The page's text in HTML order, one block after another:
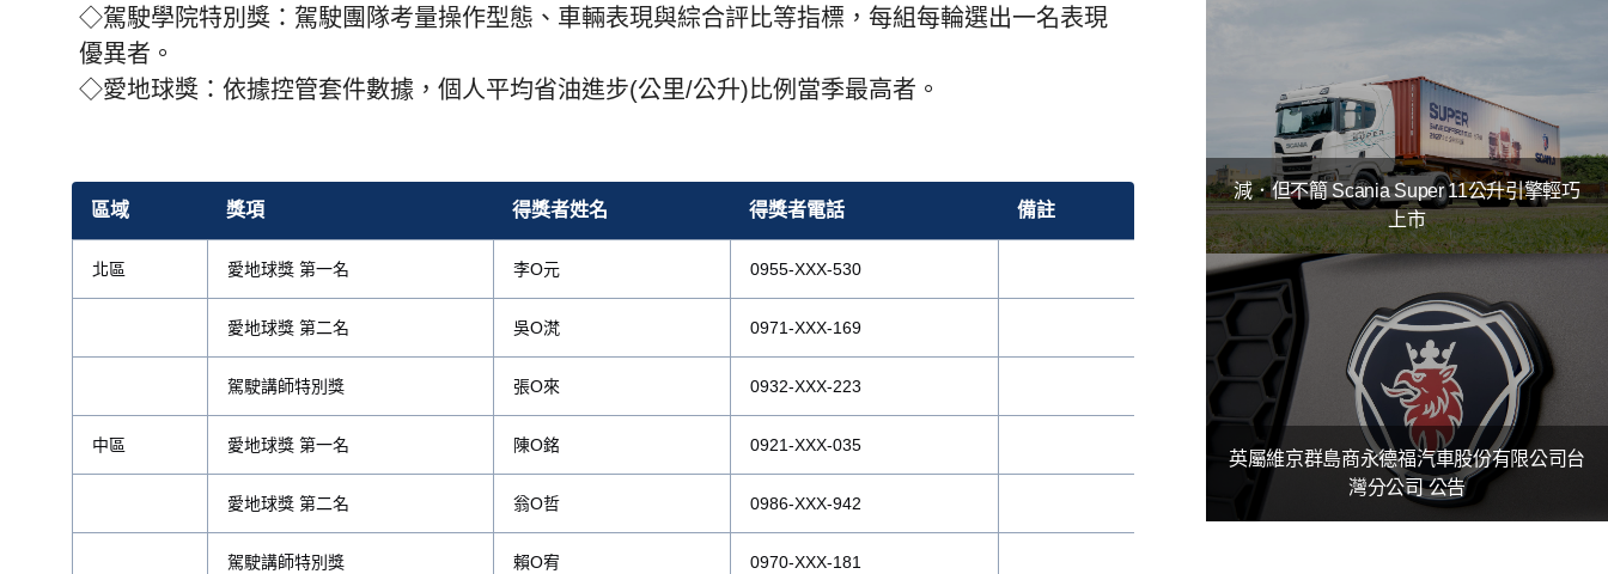
◇駕駛學院特別獎：駕駛團隊考量操作型態、車輛表現與綜合評比等指標，每組每輪選出一名表現
優異者。
◇愛地球獎：依據控管套件數據，個人平均省油進步(公里/公升)比例當季最高者。
區域 獎項 得獎者姓名 得獎者電話 備註
北區 愛地球獎 第一名 李O元 0955-XXX-530
愛地球獎 第二名 吳O滼 0971-XXX-169
駕駛講師特別獎 張O來 0932-XXX-223
中區 愛地球獎 第一名 陳O銘 0921-XXX-035
愛地球獎 第二名 翁O哲 0986-XXX-942
駕駛講師特別獎 賴O宥 0970-XXX-181
減．但不簡 Scania Super 11公升引擎輕巧
上市
英屬維京群島商永德福汽車股份有限公司台
灣分公司 公告